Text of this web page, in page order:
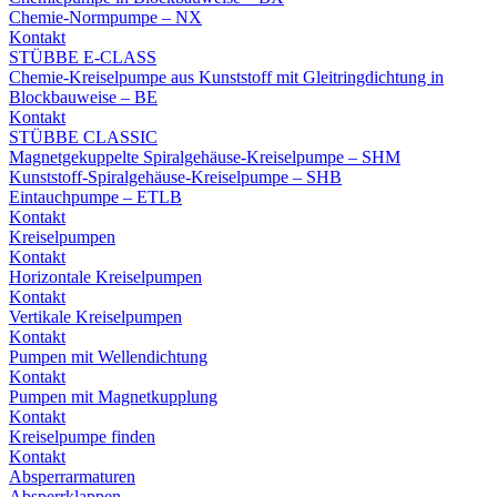
Chemie-Normpumpe – NX
Kontakt
STÜBBE E-CLASS
Chemie-Kreiselpumpe aus Kunststoff mit Gleitringdichtung in
Blockbauweise – BE
Kontakt
STÜBBE CLASSIC
Magnetgekuppelte Spiralgehäuse-Kreiselpumpe – SHM
Kunststoff-Spiralgehäuse-Kreiselpumpe – SHB
Eintauchpumpe – ETLB
Kontakt
Kreiselpumpen
Kontakt
Horizontale Kreiselpumpen
Kontakt
Vertikale Kreiselpumpen
Kontakt
Pumpen mit Wellendichtung
Kontakt
Pumpen mit Magnetkupplung
Kontakt
Kreiselpumpe finden
Kontakt
Absperrarmaturen